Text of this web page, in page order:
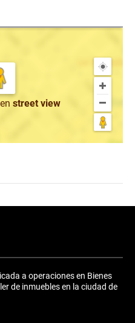
en street view
a operaciones en Bienes
de inmuebles en la ciudad de